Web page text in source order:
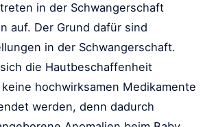
in der Schwangerschaft
auf. Der Grund dafür sind
in der Schwangerschaft.
die Hautbeschaffenheit
hochwirksamen Medikamente
werden, denn dadurch